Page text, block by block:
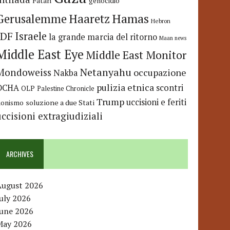
HaaretzHamas Hebron
Israele la grande marcia del ritorno Maan news
East Eye Middle East Monitor
Nakba Netanyahu occupazione
OLP Palestine Chronicle pulizia etnica scontri
soluzione a due Stati Trumpuccisioni e feriti
extragiudiziali
ARCHIVES
2026
2026
2026
2026